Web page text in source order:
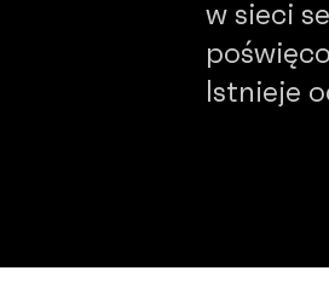
w sieci
Istnieje